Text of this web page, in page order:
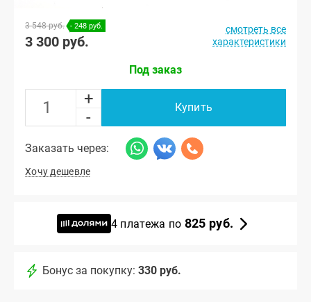
3 548 руб. - 248 руб.
3 300 руб.
смотреть все
характеристики
Под заказ
+
-
Купить
Заказать через:
Хочу дешевле
4 платежа по 825 руб.
Бонус за покупку: 330 руб.